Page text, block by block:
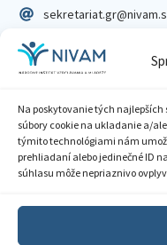
Na poskytovanie tých najlepších
súbory cookie na ukladanie a/
týmito technológiami nám
prehliadaní alebo jedinečné ID
súhlasu môže nepriaznivo
IČO: 00164348
DIČ: 2020798714